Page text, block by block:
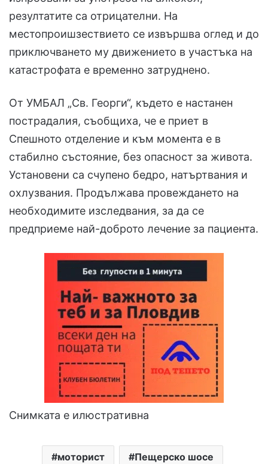
резултатите са отрицателни. На
местопроишзествието се извършва оглед и до
приключването му движението в участъка на
катастрофата е временно затруднено.
От УМБАЛ „Св. Георги“, където е настанен
пострадалия, съобщиха, че е приет в
Спешното отделение и към момента е в
стабилно състояние, без опасност за живота.
Установени са счупено бедро, натъртвания и
охлузвания. Продължава провеждането на
необходимите изследвания, за да се
предприеме най-доброто лечение за пациента.
Снимката е илюстративна
моторист Пещерско шосе